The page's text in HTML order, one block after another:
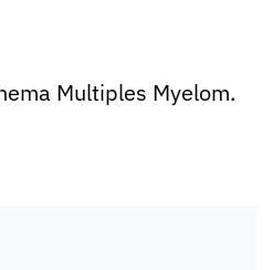
Multiples Myelom.